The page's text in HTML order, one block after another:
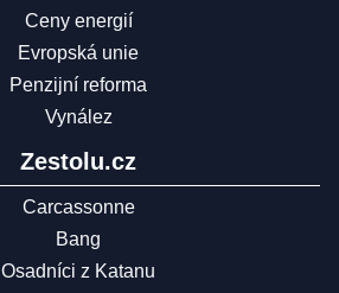
Ceny energií
Evropská unie
Penzijní reforma
Vynález
Zestolu.cz
Carcassonne
Bang
Osadníci z Katanu